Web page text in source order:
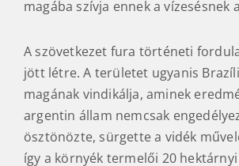
Comandante Andresitoról, aki az
északi részén elképesztő,
gazdag ökoszisztéma közepén
kőhajításnyira az Iguazú vízeséstől,
párája az ültetvények
befolyásolja. Amikor Ön egy korty
magába szívja ennek a vízesésnek